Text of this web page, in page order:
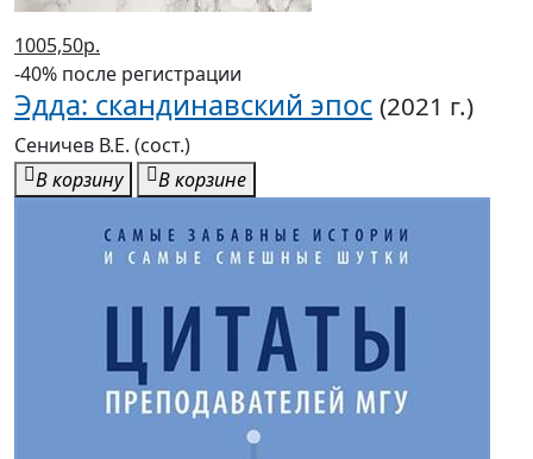
1005,50р.
-40% после регистрации
Эдда: скандинавский эпос (2021 г.)
Сеничев В.Е. (сост.)
В корзину
В корзине